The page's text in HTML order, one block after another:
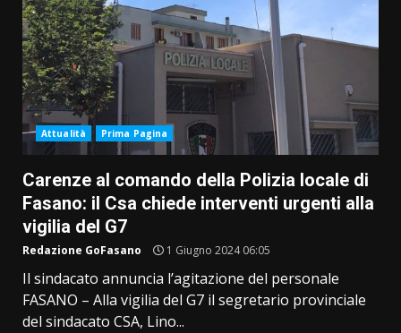
Attualità Prima Pagina
Carenze al comando della Polizia locale di
Fasano: il Csa chiede interventi urgenti alla
vigilia del G7
Redazione GoFasano 1 Giugno 2024 06:05
Il sindacato annuncia l’agitazione del personale
FASANO – Alla vigilia del G7 il segretario provinciale
del sindacato CSA, Lino...